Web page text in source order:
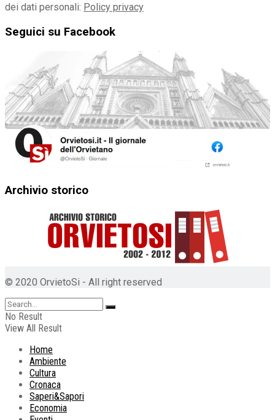
dei dati personali: Policy privacy
Seguici su Facebook
Archivio storico
© 2020 OrvietoSi - All right reserved
No Result
View All Result
Home
Ambiente
Cultura
Cronaca
Saperi&Sapori
Economia